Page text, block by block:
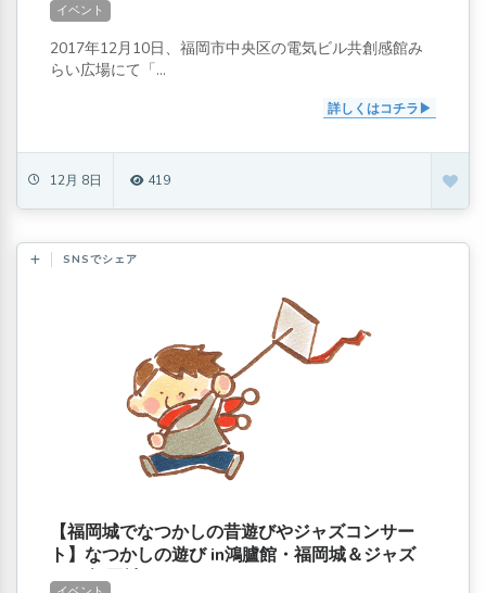
イベント
2017年12月10日、福岡市中央区の電気ビル共創感館み
らい広場にて「...
詳しくはコチラ
12月 8日 419
SNSでシェア
【福岡城でなつかしの昔遊びやジャズコンサー
ト】なつかしの遊び in鴻臚館・福岡城＆ジャズ
イン 福岡城-クリスマススペシャル